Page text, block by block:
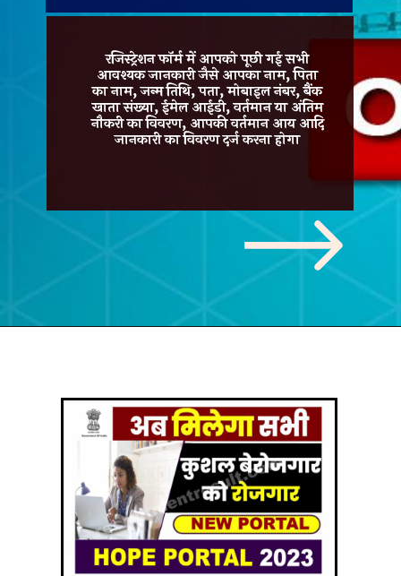
रजिस्ट्रेशन फॉर्म में आपको पूछी गई सभी
आवश्यक जानकारी जैसे आपका नाम, पिता
का नाम, जन्म तिथि, पता, मोबाइल नंबर, बैंक
खाता संख्या, ईमेल आईडी, वर्तमान या अंतिम
नौकरी का विवरण, आपकी वर्तमान आय आदि
जानकारी का विवरण दर्ज करना होगा